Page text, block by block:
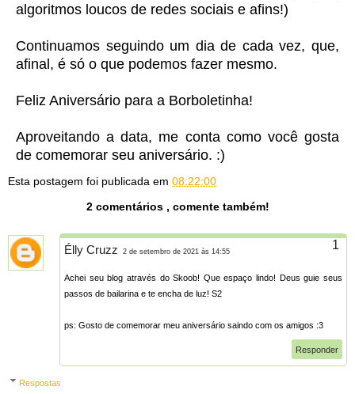
algoritmos loucos de redes sociais e afins!)
Continuamos seguindo um dia de cada vez, que,
afinal, é só o que podemos fazer mesmo.
Feliz Aniversário para a Borboletinha!
Aproveitando a data, me conta como você gosta
de comemorar seu aniversário. :)
Esta postagem foi publicada em 08:22:00
2 comentários , comente também!
Élly Cruzz 2 de setembro de 2021 às 14:55
Achei seu blog através do Skoob! Que espaço lindo! Deus guie seus
passos de bailarina e te encha de luz! S2
ps: Gosto de comemorar meu aniversário saindo com os amigos :3
Responder
Respostas